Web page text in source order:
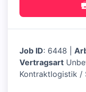
Job ID: 6448 |
Vertragsart
Kontraktlogistik /